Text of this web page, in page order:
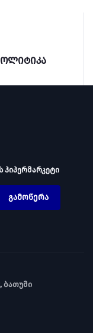
გამოწერა
ბათუმი